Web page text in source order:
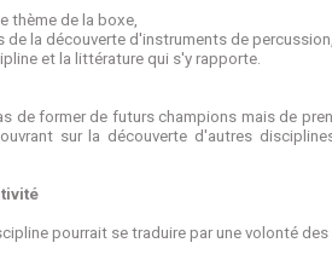
thème de la boxe,
de la découverte d'instruments de percussion,
et la littérature qui s'y rapporte.
de former de futurs champions mais de
sur la découverte d'autres
pourrait se traduire par une volonté